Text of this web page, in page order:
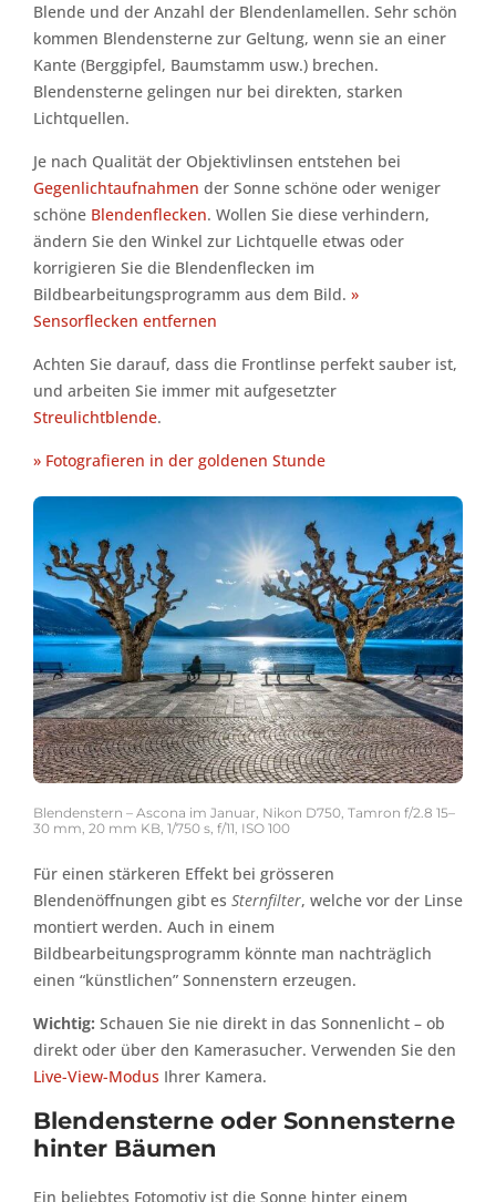
Blende und der Anzahl der Blendenlamellen. Sehr schön
kommen Blendensterne zur Geltung, wenn sie an einer
Kante (Berggipfel, Baumstamm usw.) brechen.
Blendensterne gelingen nur bei direkten, starken
Lichtquellen.
Je nach Qualität der Objektivlinsen entstehen bei
Gegenlichtaufnahmen der Sonne schöne oder weniger
schöne Blendenflecken. Wollen Sie diese verhindern,
ändern Sie den Winkel zur Lichtquelle etwas oder
korrigieren Sie die Blendenflecken im
Bildbearbeitungsprogramm aus dem Bild. »
Sensorflecken entfernen
Achten Sie darauf, dass die Frontlinse perfekt sauber ist,
und arbeiten Sie immer mit aufgesetzter
Streulichtblende.
» Fotografieren in der goldenen Stunde
Blendenstern – Ascona im Januar, Nikon D750, Tamron f/2.8 15–
30 mm, 20 mm KB, 1/750 s, f/11, ISO 100
Für einen stärkeren Effekt bei grösseren
Blendenöffnungen gibt es Sternfilter, welche vor der Linse
montiert werden. Auch in einem
Bildbearbeitungsprogramm könnte man nachträglich
einen “künstlichen” Sonnenstern erzeugen.
Wichtig: Schauen Sie nie direkt in das Sonnenlicht – ob
direkt oder über den Kamerasucher. Verwenden Sie den
Live-View-Modus Ihrer Kamera.
Blendensterne oder Sonnensterne
hinter Bäumen